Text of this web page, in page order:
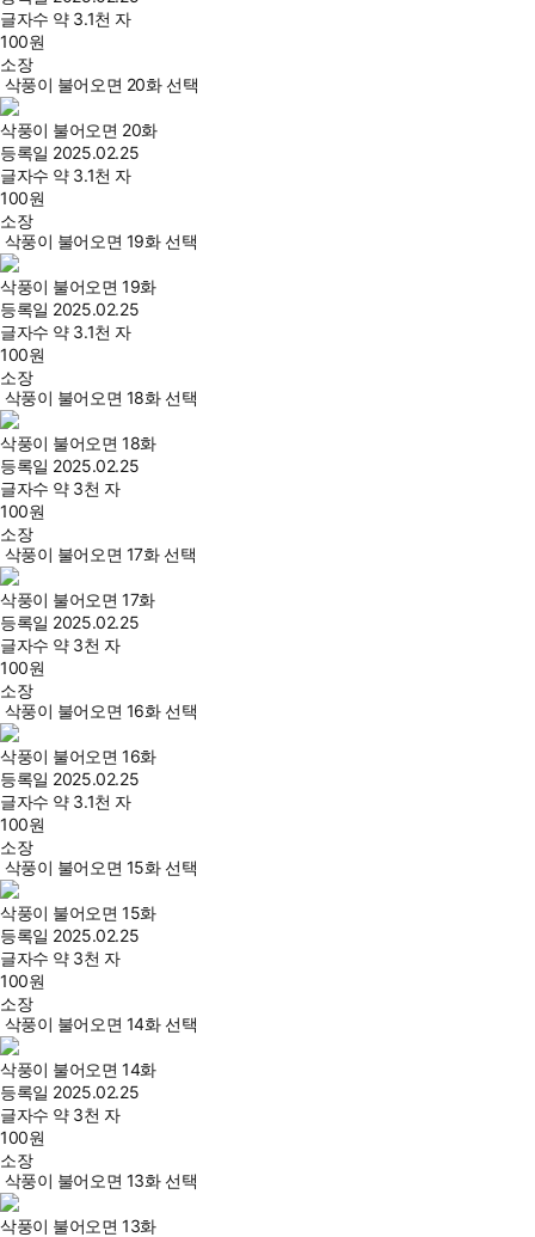
글자수 약 3.1천 자
100원
소장
삭풍이 불어오면 20화 선택
삭풍이 불어오면 20화
등록일 2025.02.25
글자수 약 3.1천 자
100원
소장
삭풍이 불어오면 19화 선택
삭풍이 불어오면 19화
등록일 2025.02.25
글자수 약 3.1천 자
100원
소장
삭풍이 불어오면 18화 선택
삭풍이 불어오면 18화
등록일 2025.02.25
글자수 약 3천 자
100원
소장
삭풍이 불어오면 17화 선택
삭풍이 불어오면 17화
등록일 2025.02.25
글자수 약 3천 자
100원
소장
삭풍이 불어오면 16화 선택
삭풍이 불어오면 16화
등록일 2025.02.25
글자수 약 3.1천 자
100원
소장
삭풍이 불어오면 15화 선택
삭풍이 불어오면 15화
등록일 2025.02.25
글자수 약 3천 자
100원
소장
삭풍이 불어오면 14화 선택
삭풍이 불어오면 14화
등록일 2025.02.25
글자수 약 3천 자
100원
소장
삭풍이 불어오면 13화 선택
삭풍이 불어오면 13화